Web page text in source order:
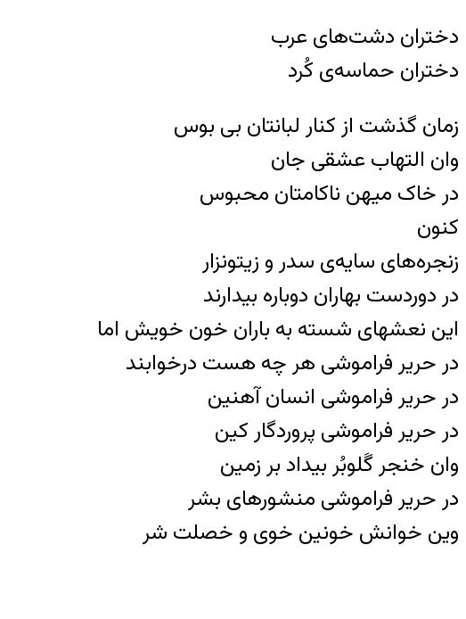
دختران دشت‌های عرب
دختران حماسه‌ی کُرد
زمان گذشت از کنار لبانتان بی بوس
وان التهاب عشقی جان
در خاک میهن ناکامتان محبوس
کنون
زنجره‌های سایه‌‌‌ی سدر و زیتونزار
در دوردست بهاران دوباره بیدارند
این نعشهای شسته به باران خون خویش اما
در حریر فراموشی هر چه هست درخوابند
در حریر فراموشی انسان آهنین
در حریر فراموشی پروردگار کین
وان خنجر گَلوبُر بیداد بر زمین
در حریر فراموشی منشورهای بشر
وین خوانش خونین خوی و خصلت شر